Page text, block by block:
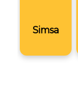
Simsa